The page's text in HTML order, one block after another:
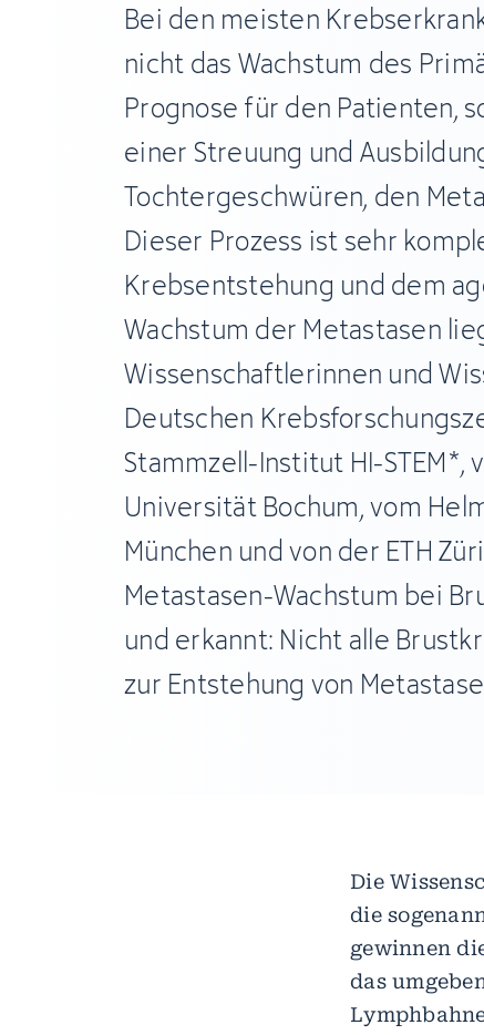
Bei den meisten
nicht das Wachstum des
Prognose für den Patienten,
einer Streuung und
Tochtergeschwüren, den
Dieser Prozess ist sehr
Krebsentstehung und dem
Wachstum der Metastasen
Wissenschaftlerinnen und
Deutschen
Stammzell-Institut HI-STEM*,
Universität Bochum, vom
München und von der ETH
Metastasen-Wachstum bei
und erkannt: Nicht alle
zur Entstehung von
Die
die
gewinnen
das